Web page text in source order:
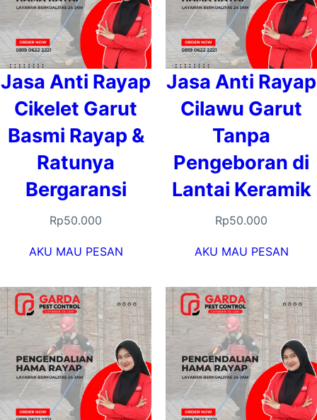
Jasa Anti Rayap
Cikelet Garut
Basmi Rayap &
Ratunya
Bergaransi
Rp50.000
AKU MAU PESAN
Jasa Anti Rayap
Cilawu Garut
Tanpa
Pengeboran di
Lantai Keramik
Rp50.000
AKU MAU PESAN